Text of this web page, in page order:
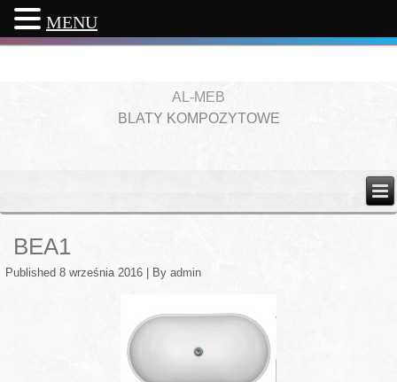
AL-MEB
BLATY KOMPOZYTOWE
BEA1
Published 8 września 2016 By admin
MENU